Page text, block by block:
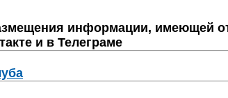
информации, имеющей
и в Телеграме